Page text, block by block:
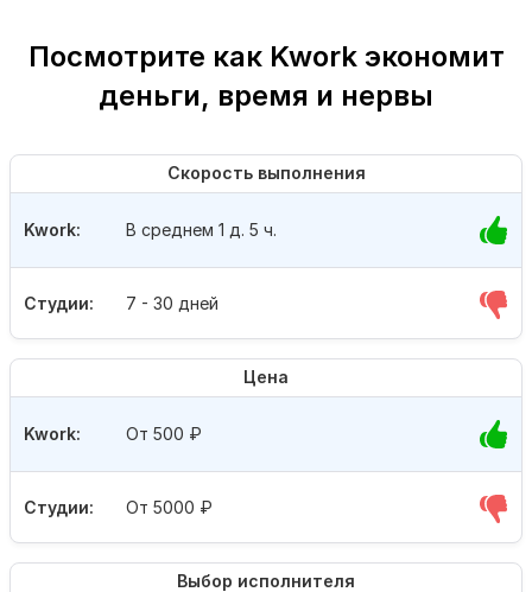
Посмотрите как Kwork экономит
деньги, время и нервы
Скорость выполнения
Студии: 7 - 30 дней
Kwork: В среднем 1 д. 5 ч.
Цена
Студии: От 5000 ₽
Kwork: От 500 ₽
Выбор исполнителя